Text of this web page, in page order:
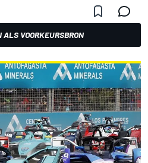
ALS VOORKEURSBRON